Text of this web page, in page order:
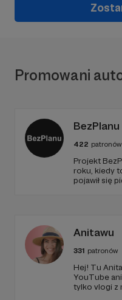
Promowani
BezPlanu
422 patronów
Projekt
roku, kiedy
pojawił się
Anitawu
331 patronów
Hej! Tu
YouTube
tylko vlogi z